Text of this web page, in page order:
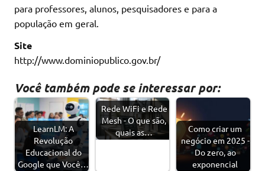
para professores, alunos, pesquisadores e para a
população em geral.
Site
http://www.dominiopublico.gov.br/
Você também pode se interessar por:
LearnLM: A
Revolução
Educacional do
Google que Você…
Rede WiFi e Rede
Mesh - O que são,
quais as…
Como criar um
negócio em 2025 -
Do zero, ao
exponencial